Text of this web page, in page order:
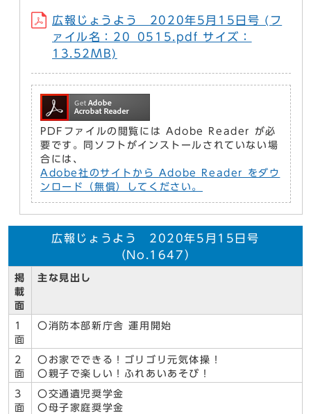
広報じょうよう 2020年5月15日号 (フ
ァイル名：20_0515.pdf サイズ：
13.52MB)
PDFファイルの閲覧には Adobe Reader が必
要です。同ソフトがインストールされていない場
合には、
Adobe社のサイトから Adobe Reader をダウ
ンロード（無償）してください。
広報じょうよう 2020年5月15日号
（No.1647）
掲
載
面
主な見出し
1
面
〇消防本部新庁舎 運用開始
2
面
〇お家でできる！ゴリゴリ元気体操！
〇親子で楽しい！ふれあいあそび！
3
面
〇交通遺児奨学金
〇母子家庭奨学金